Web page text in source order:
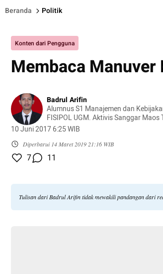
Beranda Politik
Konten dari Pengguna
Membaca
Badrul Arifin
Alumnus S1 Manajemen dan
FISIPOL UGM. Aktivis Sanggar Maos
(SMT). Pernah bekerja di Direktorat
10 Juni 2017 6:25 WIB
Diperbarui 14 Maret 2019 21:16 WIB
7 11
Tulisan dari Badrul Arifin tidak mewakili pandangan dari